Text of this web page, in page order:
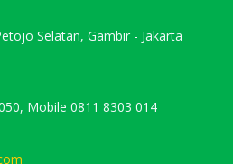
Selatan, Gambir - Jakarta
Mobile 0811 8303 014